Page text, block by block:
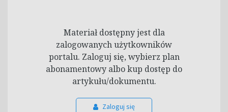
Materiał dostępny jest dla
zalogowanych użytkowników
portalu. Zaloguj się, wybierz plan
abonamentowy albo kup dostęp do
artykułu/dokumentu.
Zaloguj się